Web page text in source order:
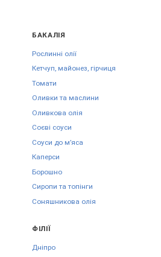
БАКАЛІЯ
Рослинні олії
Кетчуп, майонез, гірчиця
Томати
Оливки та маслини
Оливкова олія
Соєві соуси
Соуси до мʼяса
Каперси
Борошно
Сиропи та топінги
Соняшникова олія
ФІЛІЇ
Дніпро